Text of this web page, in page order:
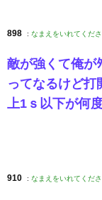
898 : なまえをいれてくだ
敵が強くて俺が
ってなるけど打
上1ｓ以下が何
910 : なまえをいれてくだ